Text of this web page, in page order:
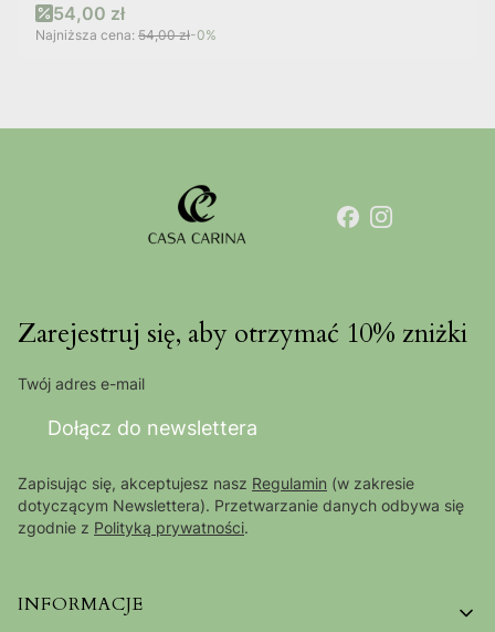
Cena promocyjna
54,00 zł
Najniższa cena: 54,00 zł-0%
Zarejestruj się, aby otrzymać 10% zniżki
Twój adres e-mail
Dołącz do newslettera
Zapisując się, akceptujesz nasz Regulamin (w zakresie
dotyczącym Newslettera). Przetwarzanie danych odbywa się
zgodnie z Polityką prywatności.
Linki w stopce
INFORMACJE